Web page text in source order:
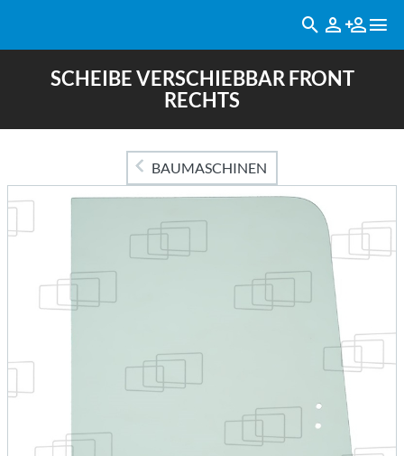
SCHEIBE VERSCHIEBBAR FRONT
RECHTS
BAUMASCHINEN